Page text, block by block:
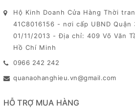
Hộ Kinh Doanh Cửa Hàng Thời
41C8016156 - nơi cấp UBND
01/11/2013 - Địa chỉ: 409 Võ Văn
Hồ Chí Minh
0966 242 242
quanaohanghieu.vn@gmail.com
HỖ TRỢ MUA HÀNG